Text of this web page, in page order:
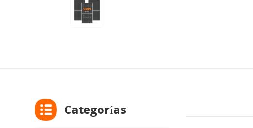
Categorías